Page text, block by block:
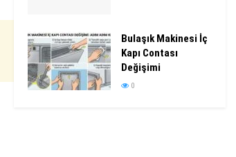
Bulaşık Makinesi İç
Kapı Contası
Değişimi
0